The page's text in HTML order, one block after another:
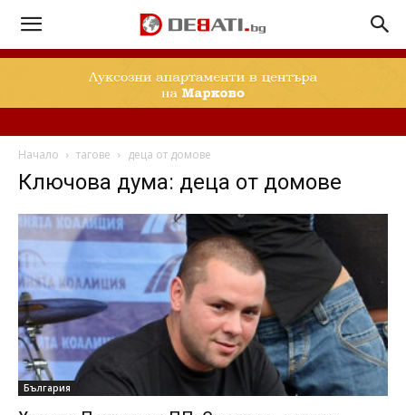
Начало тагове деца от домове
Ключова дума: деца от домове
България